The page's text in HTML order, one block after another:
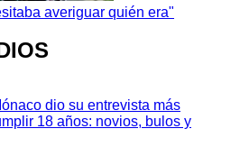
averiguar quién era"
dio su entrevista más
18 años: novios, bulos y